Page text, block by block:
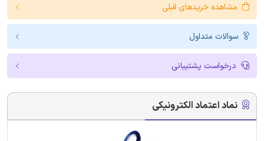
مشاهده خریدهای قبلی
سوالات متداول
درخواست پشتیبانی
نماد اعتماد الکترونیکی